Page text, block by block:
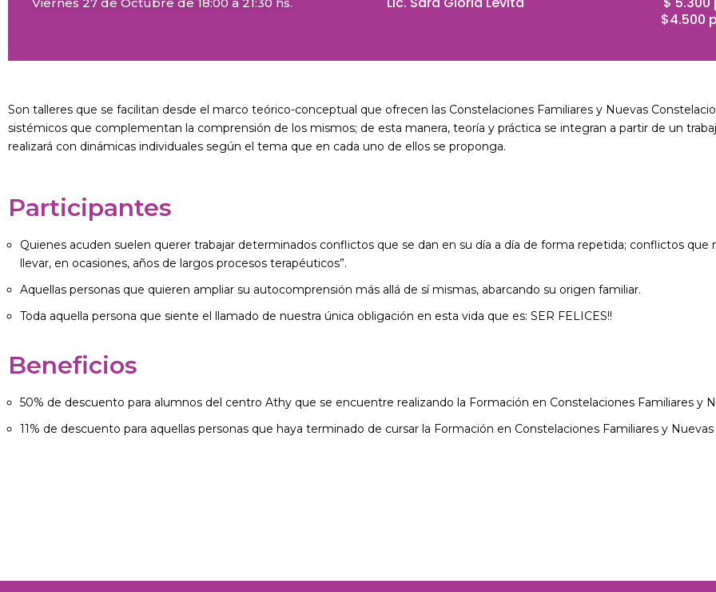
$4.500
Son talleres que se facilitan desde el marco teórico-conceptual que ofrecen las Constelaciones Familiares y Nuevas
sistémicos que complementan la comprensión de los mismos; de esta manera, teoría y práctica se integran a partir de un
realizará con dinámicas individuales según el tema que en cada uno de ellos se proponga.
Participantes
Quienes acuden suelen querer trabajar determinados conflictos que se dan en su día a día de forma repetida; conflictos que
llevar, en ocasiones, años de largos procesos terapéuticos”.
Aquellas personas que quieren ampliar su autocomprensión más allá de sí mismas, abarcando su origen familiar.
Toda aquella persona que siente el llamado de nuestra única obligación en esta vida que es: SER FELICES!!
Beneficios
50% de descuento para alumnos del centro Athy que se encuentre realizando la Formación en Constelaciones Familiares y
11% de descuento para aquellas personas que haya terminado de cursar la Formación en Constelaciones Familiares y